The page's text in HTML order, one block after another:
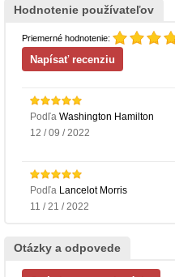
Hodnotenie používateľov
Priemerné hodnotenie:
Podľa Washington Hamilton
12 / 09 / 2022
Podľa Lancelot Morris
11 / 21 / 2022
Otázky a odpovede